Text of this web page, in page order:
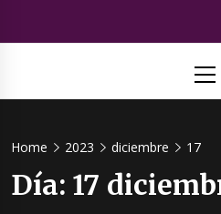
Home 2023 diciembre 17
Día: 17